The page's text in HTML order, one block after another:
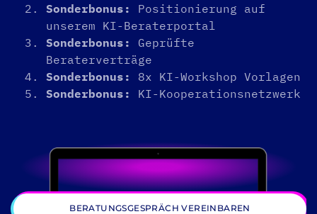
Sonderbonus:
Positionierung auf
unserem KI-Beraterportal
Sonderbonus:
Geprüfte
Beraterverträge
Sonderbonus:
8x KI-Workshop Vorlagen
Sonderbonus:
KI-Kooperationsnetzwerk
BERATUNGSGESPRÄCH VEREINBAREN